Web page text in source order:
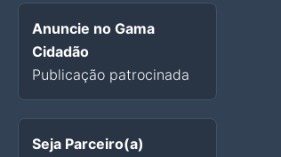
Anuncie no Gama
Cidadão
Publicação patrocinada
Seja Parceiro(a)